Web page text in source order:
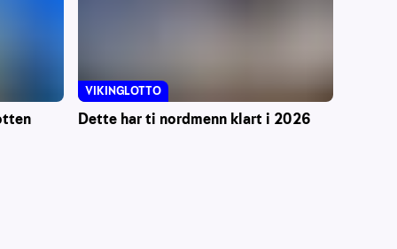
Dette har ti nordmenn klart i 2026
VIKINGLOTTO